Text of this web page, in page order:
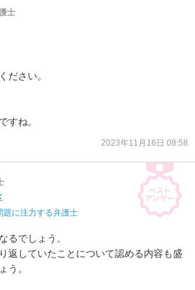
士
ださい。
すね。
2023年11月16日 08:58
題に注力する弁護士
るでしょう。
返していたことについて認める内容も盛
う。